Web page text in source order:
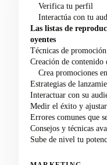
Verifica tu perfil
Interactúa con tu
Las listas de
oyentes
Técnicas de
Creación de contenido
Crea promociones
Estrategias de
Interactuar con su
Medir el éxito y
Errores comunes que
Consejos y técnicas
Sube de nivel tu